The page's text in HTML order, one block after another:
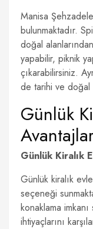
Manisa
bulunmaktadır.
doğal
yapabilir, piknik
çıkarabilirsiniz.
de tarihi ve doğal
Günlük
Günlük Kiralık
Günlük kiralık
seçeneği
konaklama
ihtiyaçlarını